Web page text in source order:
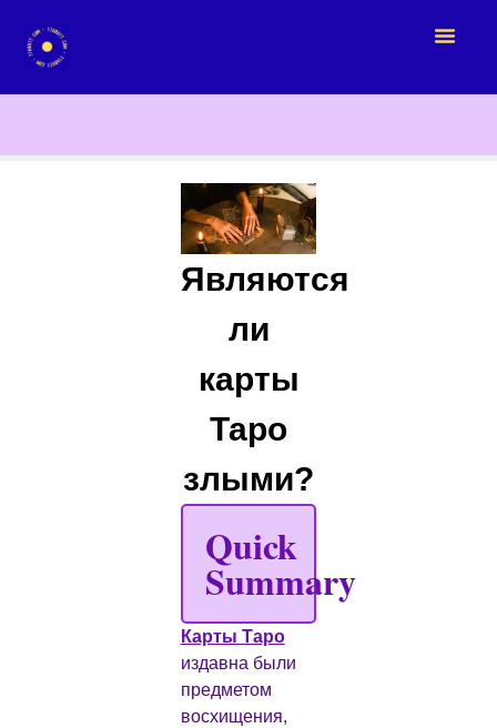
Являются
ли
карты
Таро
злыми?
Quick
Summary
Карты Таро
издавна были
предметом
восхищения,